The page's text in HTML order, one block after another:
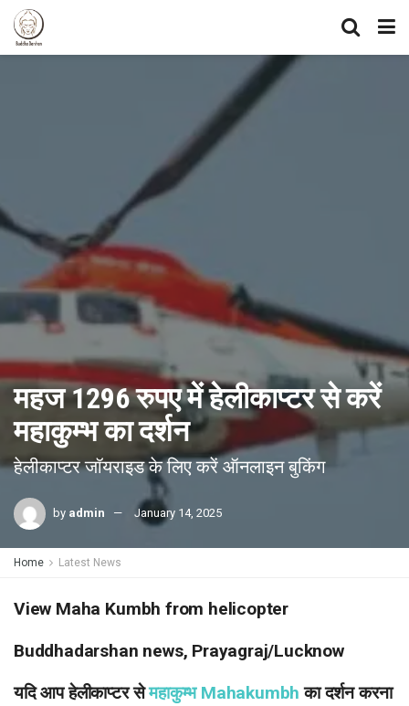
महज 1296 रुपए में हेलीकाप्टर से करें
महाकुम्भ का दर्शन
हेलीकाप्टर जॉयराइड के लिए करें ऑनलाइन बुकिंग
by admin January 14, 2025
Home Latest News
View Maha Kumbh from helicopter
Buddhadarshan news, Prayagraj/Lucknow
यदि आप हेलीकाप्टर सेमहाकुम्भ Mahakumbh का दर्शन करना